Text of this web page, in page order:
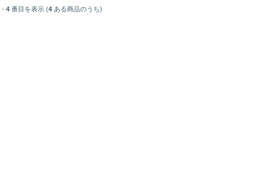
- 4 番目を表示 (4 ある商品のうち)